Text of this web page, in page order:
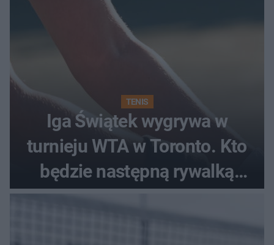
TENIS
Iga Świątek wygrywa w
turnieju WTA w Toronto. Kto
będzie następną rywalką
Polki?